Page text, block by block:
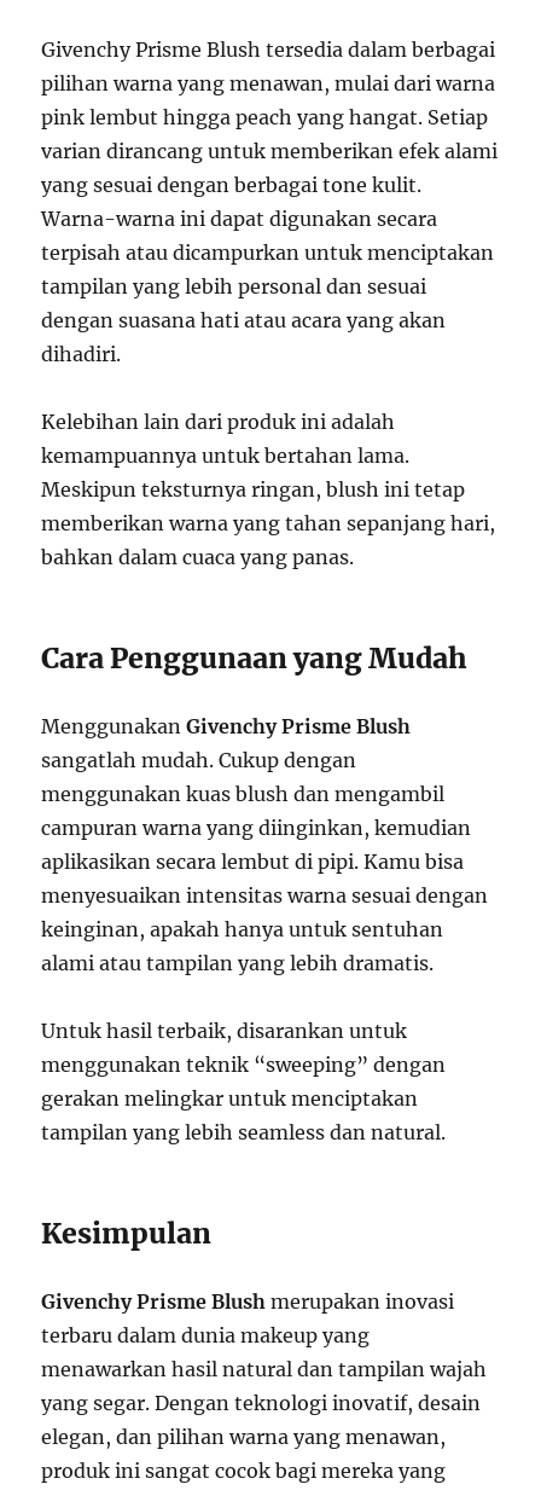
Givenchy Prisme Blush tersedia dalam berbagai
pilihan warna yang menawan, mulai dari warna
pink lembut hingga peach yang hangat. Setiap
varian dirancang untuk memberikan efek alami
yang sesuai dengan berbagai tone kulit.
Warna-warna ini dapat digunakan secara
terpisah atau dicampurkan untuk menciptakan
tampilan yang lebih personal dan sesuai
dengan suasana hati atau acara yang akan
dihadiri.
Kelebihan lain dari produk ini adalah
kemampuannya untuk bertahan lama.
Meskipun teksturnya ringan, blush ini tetap
memberikan warna yang tahan sepanjang hari,
bahkan dalam cuaca yang panas.
Cara Penggunaan yang Mudah
MenggunakanGivenchy Prisme Blush
sangatlah mudah. Cukup dengan
menggunakan kuas blush dan mengambil
campuran warna yang diinginkan, kemudian
aplikasikan secara lembut di pipi. Kamu bisa
menyesuaikan intensitas warna sesuai dengan
keinginan, apakah hanya untuk sentuhan
alami atau tampilan yang lebih dramatis.
Untuk hasil terbaik, disarankan untuk
menggunakan teknik “sweeping” dengan
gerakan melingkar untuk menciptakan
tampilan yang lebih seamless dan natural.
Kesimpulan
Givenchy Prisme Blush merupakan inovasi
terbaru dalam dunia makeup yang
menawarkan hasil natural dan tampilan wajah
yang segar. Dengan teknologi inovatif, desain
elegan, dan pilihan warna yang menawan,
produk ini sangat cocok bagi mereka yang